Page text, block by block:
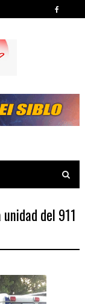
del 911